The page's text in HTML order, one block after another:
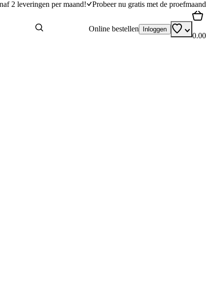
2 leveringen per maand! Probeer nu gratis met de proefmaand
Online bestellen Inloggen
0.00